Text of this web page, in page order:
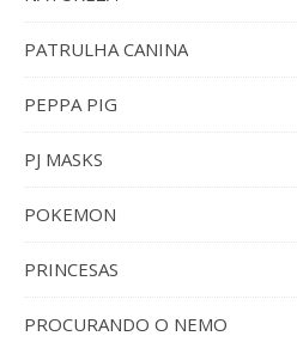
PATRULHA CANINA
PEPPA PIG
PJ MASKS
POKEMON
PRINCESAS
PROCURANDO O NEMO